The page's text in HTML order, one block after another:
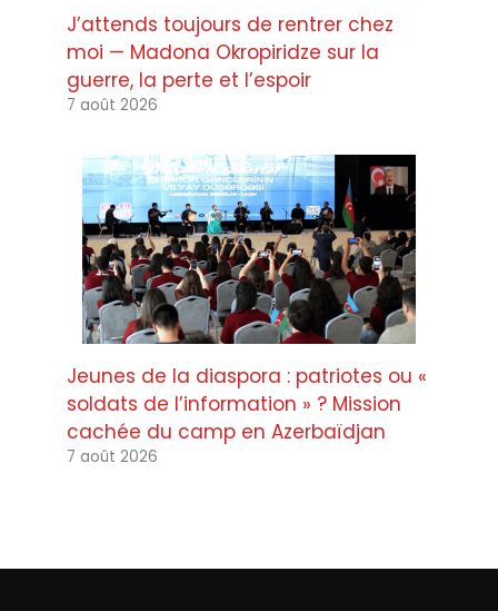
J’attends toujours de rentrer chez
moi — Madona Okropiridze sur la
guerre, la perte et l’espoir
7 août 2026
Jeunes de la diaspora : patriotes ou «
soldats de l’information » ? Mission
cachée du camp en Azerbaïdjan
7 août 2026